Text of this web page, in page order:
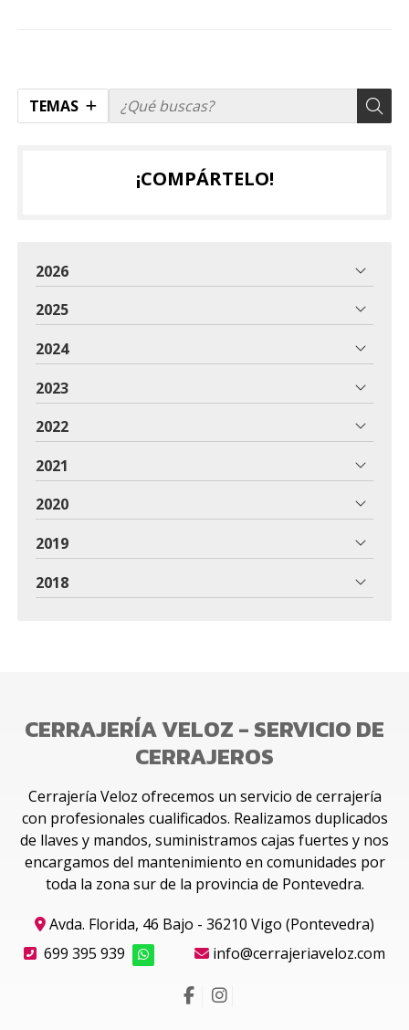
TEMAS
¡COMPÁRTELO!
2026
2025
2024
2023
2022
2021
2020
2019
2018
CERRAJERÍA VELOZ - SERVICIO DE
CERRAJEROS
Cerrajería Veloz ofrecemos un servicio de cerrajería
con profesionales cualificados. Realizamos duplicados
de llaves y mandos, suministramos cajas fuertes y nos
encargamos del mantenimiento en comunidades por
toda la zona sur de la provincia de Pontevedra.
Avda. Florida, 46 Bajo - 36210 Vigo (Pontevedra)
699 395 939
info@cerrajeriaveloz.com